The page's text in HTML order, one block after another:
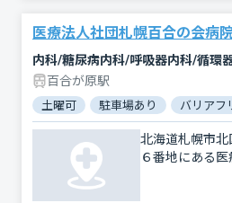
医療法人社団札幌百合の会病
百合が原駅
土曜可 駐車場あり バリアフ
北海道札幌市北
６番地にある医